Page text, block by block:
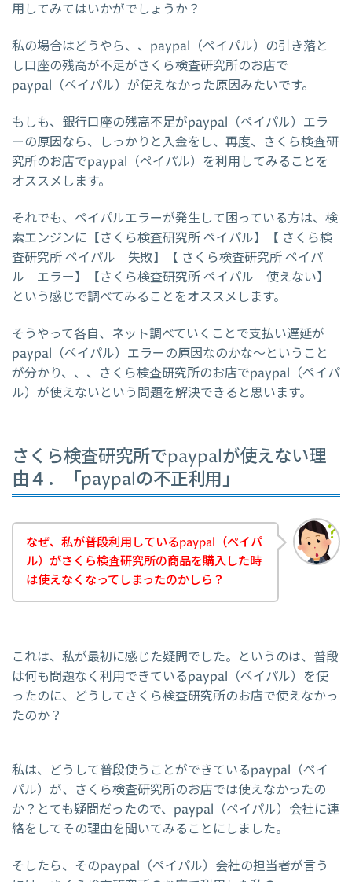
用してみてはいかがでしょうか？
私の場合はどうやら、、paypal（ペイパル）の引き落と
し口座の残高が不足がさくら検査研究所のお店で
paypal（ペイパル）が使えなかった原因みたいです。
もしも、銀行口座の残高不足がpaypal（ペイパル）エラ
ーの原因なら、しっかりと入金をし、再度、さくら検査研
究所のお店でpaypal（ペイパル）を利用してみることを
オススメします。
それでも、ペイパルエラーが発生して困っている方は、検
索エンジンに【さくら検査研究所 ペイパル】【 さくら検
査研究所 ペイパル 失敗】【 さくら検査研究所 ペイパ
ル エラー】【さくら検査研究所 ペイパル 使えない】
という感じで調べてみることをオススメします。
そうやって各自、ネット調べていくことで支払い遅延が
paypal（ペイパル）エラーの原因なのかな～ということ
が分かり、、、さくら検査研究所のお店でpaypal（ペイパ
ル）が使えないという問題を解決できると思います。
さくら検査研究所でpaypalが使えない理
由４．「paypalの不正利用」
なぜ、私が普段利用しているpaypal（ペイパ
ル）がさくら検査研究所の商品を購入した時
は使えなくなってしまったのかしら？
これは、私が最初に感じた疑問でした。というのは、普段
は何も問題なく利用できているpaypal（ペイパル）を使
ったのに、どうしてさくら検査研究所のお店で使えなかっ
たのか？
私は、どうして普段使うことができているpaypal（ペイ
パル）が、さくら検査研究所のお店では使えなかったの
か？とても疑問だったので、paypal（ペイパル）会社に連
絡をしてその理由を聞いてみることにしました。
そしたら、そのpaypal（ペイパル）会社の担当者が言う